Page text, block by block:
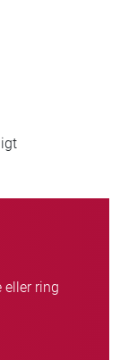
000
varianter
eller ring